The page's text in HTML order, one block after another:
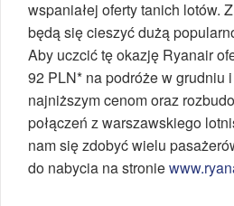
wspaniałej oferty tanich lotów.
będą się cieszyć dużą
Aby uczcić tę okazję Ryanair
92 PLN* na podróże w grudniu
najniższym cenom oraz
połączeń z warszawskiego
nam się zdobyć wielu
do nabycia na stronie